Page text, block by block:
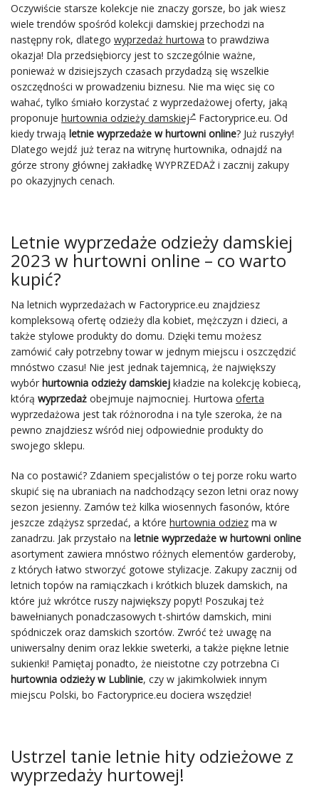
Oczywiście starsze kolekcje nie znaczy gorsze, bo jak wiesz
wiele trendów spośród kolekcji damskiej przechodzi na
następny rok, dlatego wyprzedaż hurtowa to prawdziwa
okazja! Dla przedsiębiorcy jest to szczególnie ważne,
ponieważ w dzisiejszych czasach przydadzą się wszelkie
oszczędności w prowadzeniu biznesu. Nie ma więc się co
wahać, tylko śmiało korzystać z wyprzedażowej oferty, jaką
proponuje hurtownia odzieży damskiej
Factoryprice.eu. Od
kiedy trwają letnie wyprzedaże w hurtowni online? Już ruszyły!
Dlatego wejdź już teraz na witrynę hurtownika, odnajdź na
górze strony głównej zakładkę WYPRZEDAŻ i zacznij zakupy
po okazyjnych cenach.
Letnie wyprzedaże odzieży damskiej
2023 w hurtowni online – co warto
kupić?
Na letnich wyprzedażach w Factoryprice.eu znajdziesz
kompleksową ofertę odzieży dla kobiet, mężczyzn i dzieci, a
także stylowe produkty do domu. Dzięki temu możesz
zamówić cały potrzebny towar w jednym miejscu i oszczędzić
mnóstwo czasu! Nie jest jednak tajemnicą, że największy
wybór hurtownia odzieży damskiej kładzie na kolekcję kobiecą,
którą wyprzedaż obejmuje najmocniej. Hurtowa oferta
wyprzedażowa jest tak różnorodna i na tyle szeroka, że na
pewno znajdziesz wśród niej odpowiednie produkty do
swojego sklepu.
Na co postawić? Zdaniem specjalistów o tej porze roku warto
skupić się na ubraniach na nadchodzący sezon letni oraz nowy
sezon jesienny. Zamów też kilka wiosennych fasonów, które
jeszcze zdążysz sprzedać, a które hurtownia odziez ma w
zanadrzu. Jak przystało na letnie wyprzedaże w hurtowni online
asortyment zawiera mnóstwo różnych elementów garderoby,
z których łatwo stworzyć gotowe stylizacje. Zakupy zacznij od
letnich topów na ramiączkach i krótkich bluzek damskich, na
które już wkrótce ruszy największy popyt! Poszukaj też
bawełnianych ponadczasowych t-shirtów damskich, mini
spódniczek oraz damskich szortów. Zwróć też uwagę na
uniwersalny denim oraz lekkie sweterki, a także piękne letnie
sukienki! Pamiętaj ponadto, że nieistotne czy potrzebna Ci
hurtownia odzieży w Lublinie, czy w jakimkolwiek innym
miejscu Polski, bo Factoryprice.eu dociera wszędzie!
Ustrzel tanie letnie hity odzieżowe z
wyprzedaży hurtowej!